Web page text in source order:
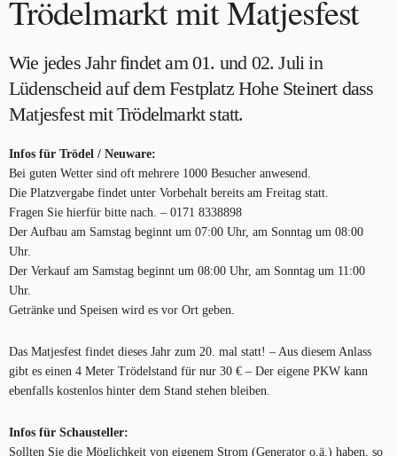
Trödelmarkt mit Matjesfest
Wie jedes Jahr findet am 01. und 02. Juli in
Lüdenscheid auf dem Festplatz Hohe Steinert dass
Matjesfest mit Trödelmarktstatt.
Infos für Trödel / Neuware:
Bei guten Wetter sind oft mehrere 1000 Besucher anwesend.
Die Platzvergabe findet unter Vorbehalt bereits am Freitag statt.
Fragen Sie hierfür bitte nach. – 0171 8338898
Der Aufbau am Samstag beginnt um 07:00 Uhr, am Sonntag um 08:00
Uhr.
Der Verkauf am Samstag beginnt um 08:00 Uhr, am Sonntag um 11:00
Uhr.
Getränke und Speisen wird es vor Ort geben.
Das Matjesfest findet dieses Jahr zum 20. mal statt! – Aus diesem Anlass
gibt es einen 4 Meter Trödelstand für nur 30 € – Der eigene PKW kann
ebenfalls kostenlos hinter dem Stand stehen bleiben.
Infos für Schausteller:
Sollten Sie die Möglichkeit von eigenem Strom (Generator o.ä.) haben, so